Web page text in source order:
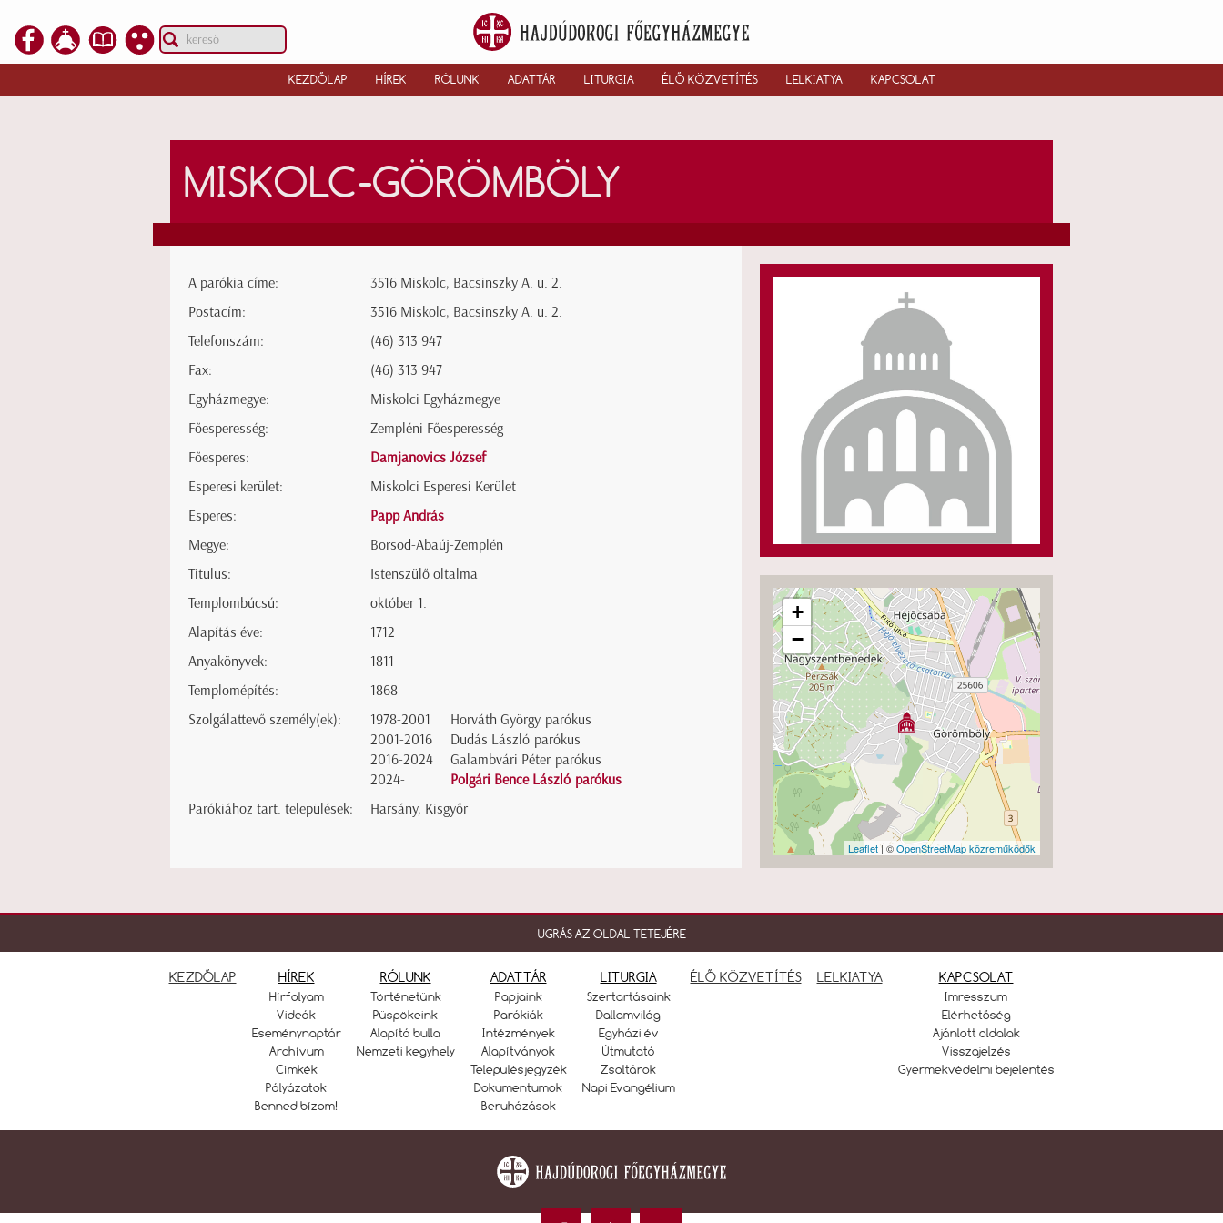
KEZDŐLAP HÍREK RÓLUNK ADATTÁR LITURGIA ÉLŐ KÖZVETÍTÉS LELKIATYA KAPCSOLAT
MISKOLC-GÖRÖMBÖLY
+
−
Leaflet| ©OpenStreetMap közreműködők
A parókia címe:
3516 Miskolc, Bacsinszky A. u. 2.
Postacím:
3516 Miskolc, Bacsinszky A. u. 2.
Telefonszám:
(46) 313 947
Fax:
(46) 313 947
Egyházmegye:
Miskolci Egyházmegye
Főesperesség:
Zempléni Főesperesség
Főesperes:
Damjanovics József
Esperesi kerület:
Miskolci Esperesi Kerület
Esperes:
Papp András
Megye:
Borsod-Abaúj-Zemplén
Titulus:
Istenszülő oltalma
Templombúcsú:
október 1.
Alapítás éve:
1712
Anyakönyvek:
1811
Templomépítés:
1868
Szolgálattevő személy(ek):
1978-2001
Horváth György parókus
2001-2016
Dudás László parókus
2016-2024
Galambvári Péter parókus
2024-
Polgári Bence László parókus
Parókiához tart. települések:
Harsány, Kisgyőr
UGRÁS AZ OLDAL TETEJÉRE
KEZDŐLAP HÍREK
Hírfolyam
Videók
Eseménynaptár
Archívum
Címkék
Pályázatok
Benned bízom!
RÓLUNK
Történetünk
Püspökeink
Alapító bulla
Nemzeti kegyhely
ADATTÁR
Papjaink
Parókiák
Intézmények
Alapítványok
Településjegyzék
Dokumentumok
Beruházások
LITURGIA
Szertartásaink
Dallamvilág
Egyházi év
Útmutató
Zsoltárok
Napi Evangélium
ÉLŐ KÖZVETÍTÉS LELKIATYA KAPCSOLAT
Imresszum
Elérhetőség
Ajánlott oldalak
Visszajelzés
Gyermekvédelmi bejelentés